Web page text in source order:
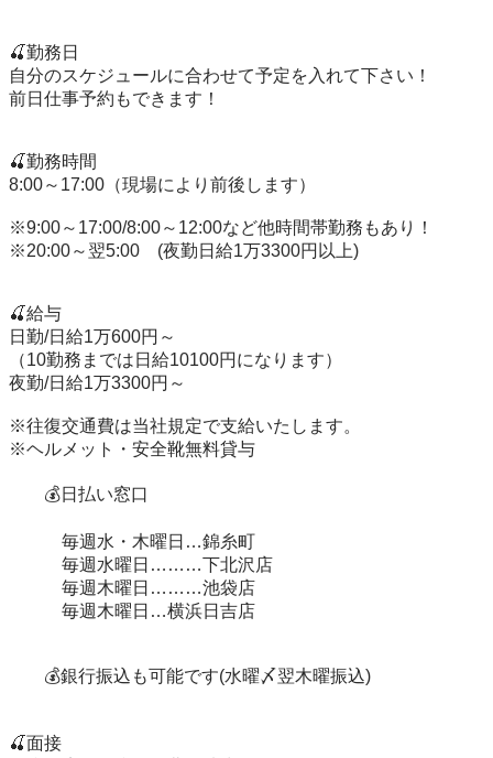
🍒勤務日
自分のスケジュールに合わせて予定を入れて下さい！
前日仕事予約もできます！
🍒勤務時間
8:00～17:00（現場により前後します）
※9:00～17:00/8:00～12:00など他時間帯勤務もあり！
※20:00～翌5:00　(夜勤日給1万3300円以上)
🍒給与
日勤/日給1万600円～
（10勤務までは日給10100円になります）
夜勤/日給1万3300円～
※往復交通費は当社規定で支給いたします。
※ヘルメット・安全靴無料貸与
💰日払い窓口
毎週水・木曜日…錦糸町
毎週水曜日………下北沢店
毎週木曜日………池袋店
毎週木曜日…横浜日吉店
💰銀行振込も可能です(水曜〆翌木曜振込)
🍒面接